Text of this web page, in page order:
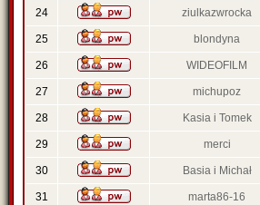
24 ziulkazwrocka
25 blondyna
26 WIDEOFILM
27 michupoz
28 Kasia i Tomek
29 merci
30 Basia i Michał
31 marta86-16